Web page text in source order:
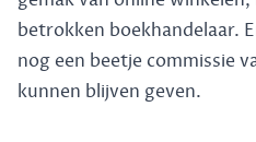
betrokken boekhandelaar.
nog een beetje commissie
kunnen blijven geven.